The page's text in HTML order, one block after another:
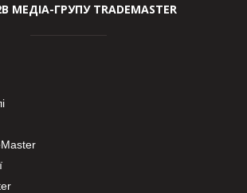
МЕДІА-ГРУПУ TRADEMASTER